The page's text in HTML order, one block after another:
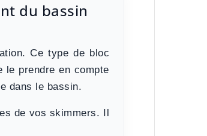
du bassin
. Ce type de bloc
prendre en compte
dans le bassin.
de vos skimmers. Il